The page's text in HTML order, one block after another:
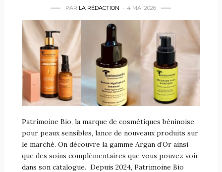
PAR LA RÉDACTION 4 MAI 2026
Patrimoine Bio, la marque de cosmétiques béninoise
pour peaux sensibles, lance de nouveaux produits sur
le marché. On découvre la gamme Argan d’Or ainsi
que des soins complémentaires que vous pouvez voir
dans son catalogue. Depuis 2024, Patrimoine Bio